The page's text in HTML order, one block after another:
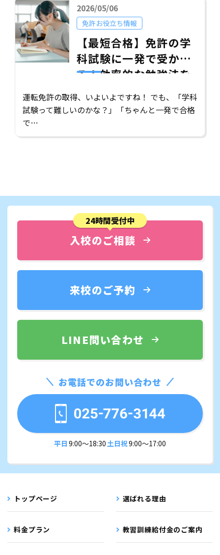
2026/05/06
免許お役立ち情報
【最短合格】免許の学
科試験に一発で受か
る！効率的な勉強法を
運転免許の取得、いよいよですね！ でも、「学科
試験って難しいのかな？」「ちゃんと一発で合格
で…
24時間受付中
入校のご相談
来校のご予約
LINE問い合わせ
お電話でのお問い合わせ
平日 9:00〜18:30土日祝9:00〜17:00
トップページ 選ばれる理由
料金プラン 教習訓練給付金のご案内